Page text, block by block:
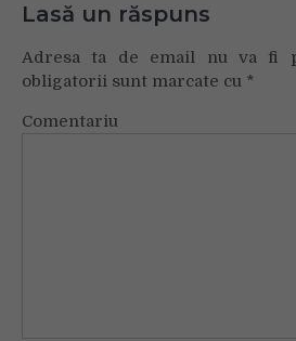
Lasă un răspuns
Adresa ta de email nu va fi
obligatorii sunt marcate cu *
Comentariu